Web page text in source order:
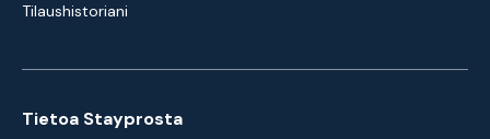
Tilaushistoriani
Tietoa Stayprosta